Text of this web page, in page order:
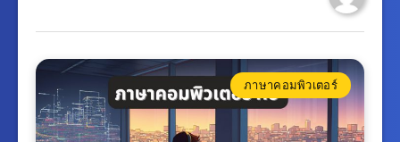
ภาษาคอมพิวเตอร์